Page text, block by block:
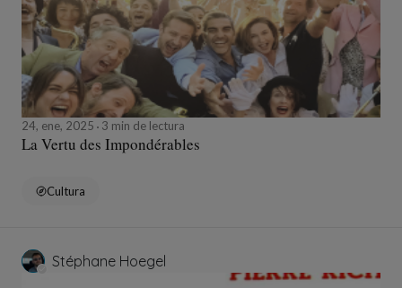
24, ene, 2025 3 min de lectura
La Vertu des Impondérables
Cultura
Stéphane Hoegel